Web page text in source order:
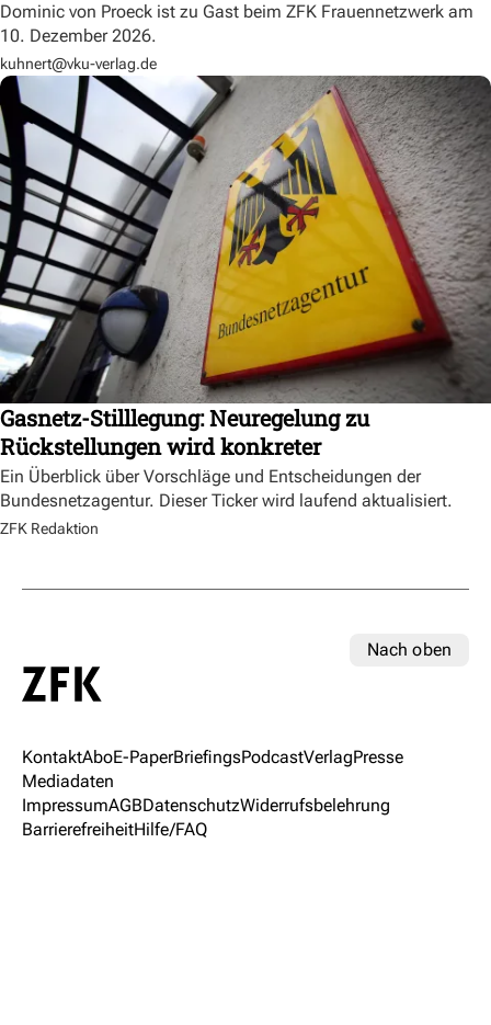
Dominic von Proeck ist zu Gast beim ZFK Frauennetzwerk am
10. Dezember 2026.
kuhnert@vku-verlag.de
Gasnetz-Stilllegung: Neuregelung zu
Rückstellungen wird konkreter
Ein Überblick über Vorschläge und Entscheidungen der
Bundesnetzagentur. Dieser Ticker wird laufend aktualisiert.
ZFK Redaktion
Nach oben
KontaktAboE-PaperBriefingsPodcastVerlagPresse
Mediadaten
ImpressumAGBDatenschutzWiderrufsbelehrung
BarrierefreiheitHilfe/FAQ